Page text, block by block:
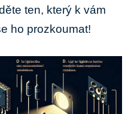
ten, který k vám
ho prozkoumat!